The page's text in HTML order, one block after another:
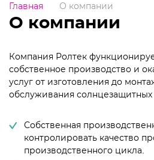
Главная О компании
О компании
Компания Ролтек
собственное производство и
услуг от изготовления до
обслуживания солнцезащитных
Собственная
контролировать качество
производственного цикла.